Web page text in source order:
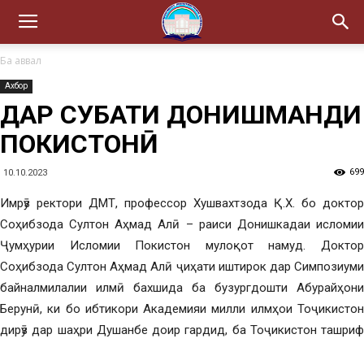
Ба аввал
Ахбор
ДАР СУҲБАТИ ДОНИШМАНДИ
ПОКИСТОНӢ
10.10.2023 699
Имрӯз ректори ДМТ, профессор Хушвахтзода Қ.Х. бо доктор
Соҳибзода Султон Аҳмад Алӣ – раиси Донишкадаи исломии
Ҷумҳурии Исломии Покистон мулоқот намуд. Доктор
Соҳибзода Султон Аҳмад Алӣ ҷиҳати иштирок дар Симпозиуми
байналмилалии илмӣ бахшида ба бузургдошти Абурайҳони
Берунӣ, ки бо ибтикори Академияи милли илмҳои Тоҷикистон
дирӯз дар шаҳри Душанбе доир гардид, ба Тоҷикистон ташриф